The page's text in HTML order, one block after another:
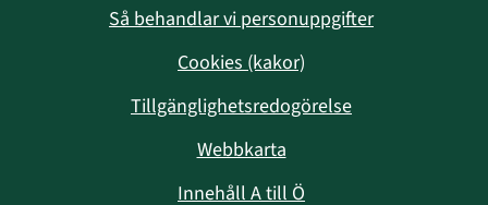
Så behandlar vi personuppgifter
Cookies (kakor)
Tillgänglighetsredogörelse
Webbkarta
Innehåll A till Ö